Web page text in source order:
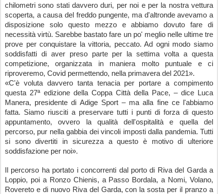
chilometri sono stati davvero duri, per noi e per la nostra vettura
scoperta, a causa del freddo pungente, ma d'altronde avevamo a
disposizione solo questo mezzo e abbiamo dovuto fare di
necessità virtù. Sarebbe bastato fare un po' meglio nelle ultime tre
prove per conquistare la vittoria, peccato. Ad ogni modo siamo
soddisfatti di aver preso parte per la settima volta a questa
competizione, organizzata in maniera molto puntuale e ci
riproveremo, Covid permettendo, nella primavera del 2021».
«C'è voluta davvero tanta tenacia per portare a compimento
questa 27ª edizione della Coppa Città della Pace, – dice Luca
Manera, presidente di Adige Sport – ma alla fine ce l'abbiamo
fatta. Siamo riusciti a preservare tutti i punti di forza di questo
appuntamento, ovvero la qualità dell'ospitalità e quella del
percorso, pur nella gabbia dei vincoli imposti dalla pandemia. Tutti
si sono divertiti in sicurezza a questo è motivo di ulteriore
soddisfazione per noi».
Il percorso ha portato i concorrenti dal porto di Riva del Garda a
Loppio, poi a Ronzo Chienis, a Passo Bordala, a Nomi, Volano,
Rovereto e di nuovo Riva del Garda, con la sosta per il pranzo a